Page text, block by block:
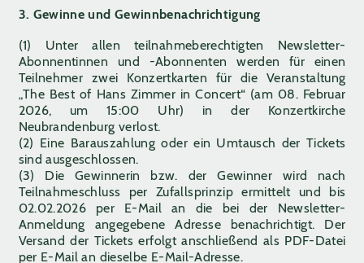
3. Gewinne und Gewinnbenachrichtigung
(1) Unter allen teilnahmeberechtigten Newsletter-
Abonnentinnen und -Abonnenten werden für einen
Teilnehmer zwei Konzertkarten für die Veranstaltung
„The Best of Hans Zimmer in Concert“ (am 08. Februar
2026, um 15:00 Uhr) in der Konzertkirche
Neubrandenburg verlost.
(2) Eine Barauszahlung oder ein Umtausch der Tickets
sind ausgeschlossen.
(3) Die Gewinnerin bzw. der Gewinner wird nach
Teilnahmeschluss per Zufallsprinzip ermittelt und bis
02.02.2026 per E-Mail an die bei der Newsletter-
Anmeldung angegebene Adresse benachrichtigt. Der
Versand der Tickets erfolgt anschließend als PDF-Datei
per E-Mail an dieselbe E-Mail-Adresse.